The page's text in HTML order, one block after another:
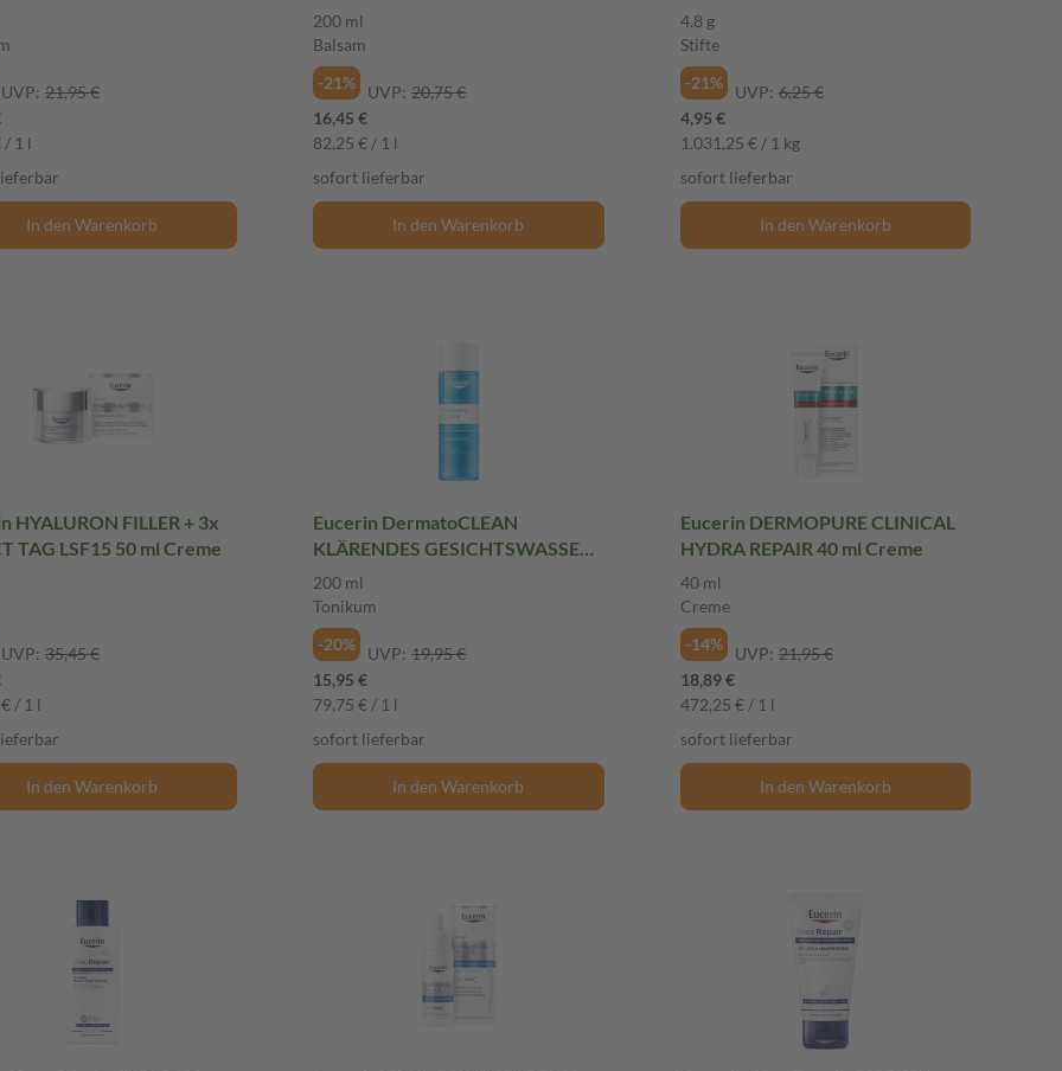
ml Tonikum
UVP: 21,95 €
/ 1 l
In den Warenkorb
200 ml
Balsam
-21%
UVP: 20,75 €
16,45 €
82,25 € / 1 l
sofort lieferbar
In den Warenkorb
4.8 g
Stifte
-21%
UVP: 6,25 €
4,95 €
1.031,25 € / 1 kg
sofort lieferbar
In den Warenkorb
HYALURON FILLER + 3x
TAG LSF15 50 ml Creme
UVP: 35,45 €
/ 1 l
In den Warenkorb
Eucerin DermatoCLEAN
KLÄRENDES GESICHTSWASSER
200 ml Tonikum
200 ml
Tonikum
-20%
UVP: 19,95 €
15,95 €
79,75 € / 1 l
sofort lieferbar
In den Warenkorb
Eucerin DERMOPURE CLINICAL
HYDRA REPAIR 40 ml Creme
40 ml
Creme
-14%
UVP: 21,95 €
18,89 €
472,25 € / 1 l
sofort lieferbar
In den Warenkorb